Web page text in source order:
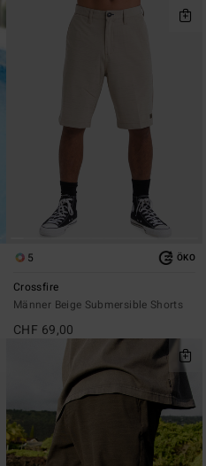
5 ÖKO
Crossfire
Männer Beige Submersible Shorts
CHF 69,00